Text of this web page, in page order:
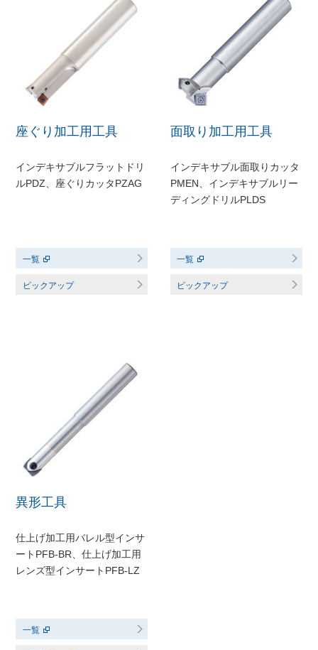
座ぐり加工用工具
インデキサブルフラットドリ
ルPDZ、座ぐりカッタPZAG
一覧
ピックアップ
面取り加工用工具
インデキサブル面取りカッタ
PMEN、インデキサブルリー
ディングドリルPLDS
一覧
ピックアップ
異形工具
仕上げ加工用バレル型インサ
ートPFB-BR、仕上げ加工用
レンズ型インサートPFB-LZ
一覧